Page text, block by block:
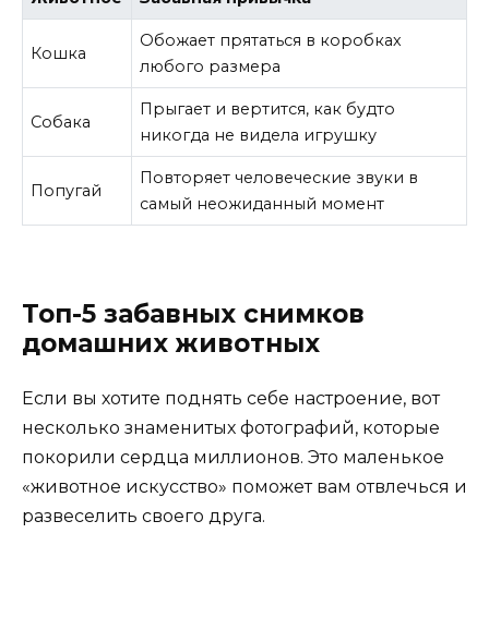
Кошка
Обожает прятаться в коробках
любого размера
Собака
Прыгает и вертится, как будто
никогда не видела игрушку
Попугай
Повторяет человеческие звуки в
самый неожиданный момент
Топ-5 забавных снимков
домашних животных
Если вы хотите поднять себе настроение, вот
несколько знаменитых фотографий, которые
покорили сердца миллионов. Это маленькое
«животное искусство» поможет вам отвлечься и
развеселить своего друга.